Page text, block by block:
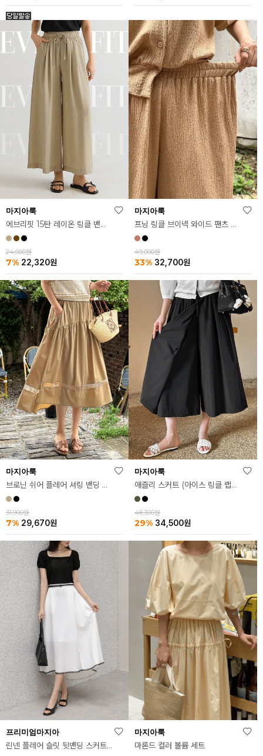
마지아룩
에브리핏 15탄 레이온 링클 밴딩 와이드 팬츠
24,000원
7% 22,320원
마지아룩
프닝 링클 브이넥 와이드 팬츠 세트
49,000원
33% 32,700원
마지아룩
브로닌 쉬어 플레어 셔링 밴딩 스커트
31,900원
7% 29,670원
마지아룩
애즐리 스커트 (아이스 링클 랩치마 ver.)
48,300원
29% 34,500원
프리미엄마지아
린넨 플레어 슬릿 뒷밴딩 스커트(벨트 세트)
마지아룩
마론드 컬러 볼륨 세트